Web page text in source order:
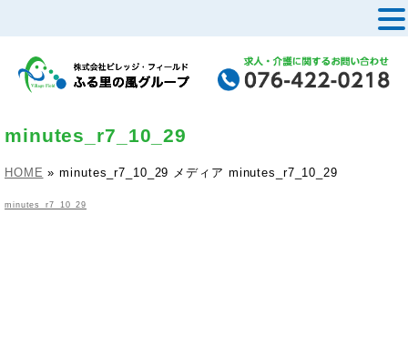
minutes_r7_10_29
HOME » minutes_r7_10_29 メディア minutes_r7_10_29
minutes_r7_10_29